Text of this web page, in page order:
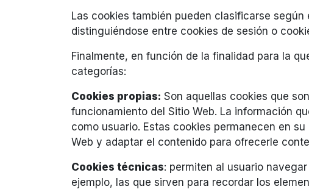
Las cookies también pueden clasificarse
distinguiéndose entre cookies de sesión o
Finalmente, en función de la finalidad para la
categorías:
Cookies propias: Son aquellas cookies que
funcionamiento del Sitio Web. La información
como usuario. Estas cookies permanecen en
Web y adaptar el contenido para ofrecerle
Cookies técnicas: permiten al usuario
ejemplo, las que sirven para recordar los